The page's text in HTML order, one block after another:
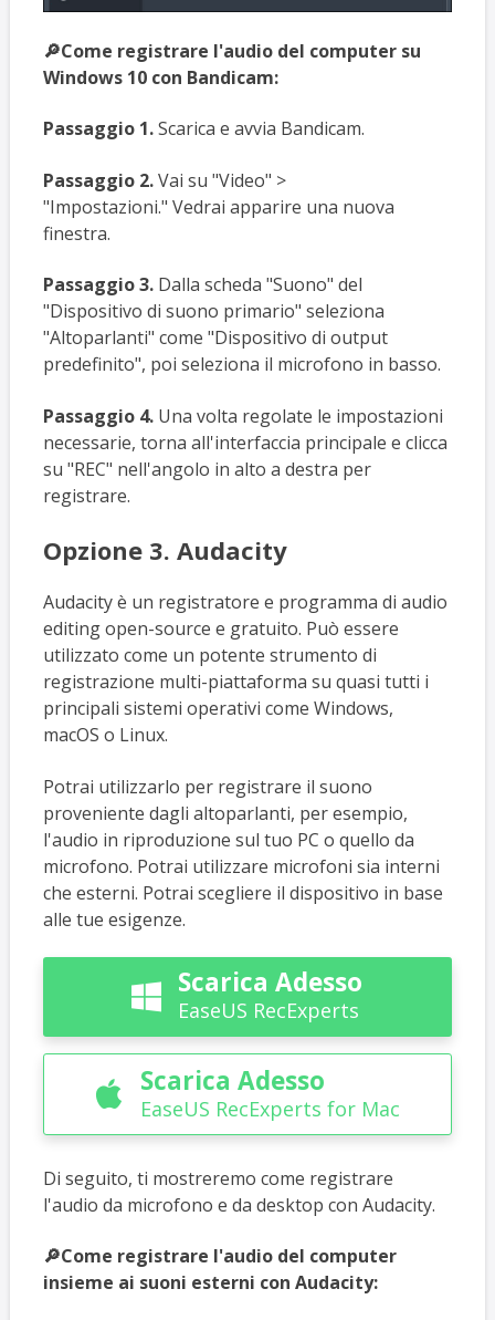
🔎Come registrare l'audio del computer su
Windows 10 con Bandicam:
Passaggio 1.Scarica e avvia Bandicam.
Passaggio 2.Vai su "Video" >
"Impostazioni." Vedrai apparire una nuova
finestra.
Passaggio 3. Dalla scheda "Suono" del
"Dispositivo di suono primario" seleziona
"Altoparlanti" come "Dispositivo di output
predefinito", poi seleziona il microfono in basso.
Passaggio 4. Una volta regolate le impostazioni
necessarie, torna all'interfaccia principale e clicca
su "REC" nell'angolo in alto a destra per
registrare.
Opzione 3. Audacity
Audacity è un registratore e programma di audio
editing open-source e gratuito. Può essere
utilizzato come un potente strumento di
registrazione multi-piattaforma su quasi tutti i
principali sistemi operativi come Windows,
macOS o Linux.
Potrai utilizzarlo per registrare il suono
proveniente dagli altoparlanti, per esempio,
l'audio in riproduzione sul tuo PC o quello da
microfono. Potrai utilizzare microfoni sia interni
che esterni. Potrai scegliere il dispositivo in base
alle tue esigenze.
 Scarica Adesso
EaseUS RecExperts
 Scarica Adesso
EaseUS RecExperts for Mac
Di seguito, ti mostreremo come registrare
l'audio da microfono e da desktop con Audacity.
🔎Come registrare l'audio del computer
insieme ai suoni esterni con Audacity: